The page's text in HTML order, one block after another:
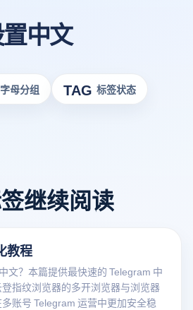
中文
字母分组 TAG 标签状态
继续阅读
教程
文？本篇提供最快速的 Telegram 中
指纹浏览器的多开浏览器与浏览器
账号 Telegram 运营中更加安全稳